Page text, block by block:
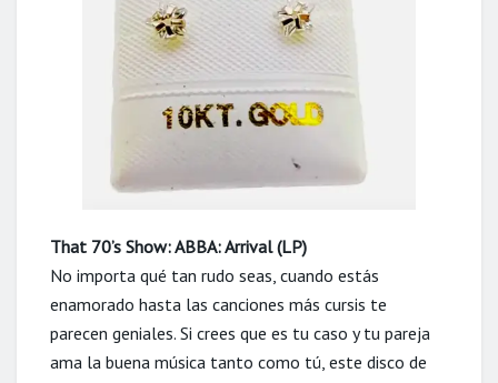
That 70’s Show: ABBA: Arrival (LP)
No importa qué tan rudo seas, cuando estás
enamorado hasta las canciones más cursis te
parecen geniales. Si crees que es tu caso y tu pareja
ama la buena música tanto como tú, este disco de